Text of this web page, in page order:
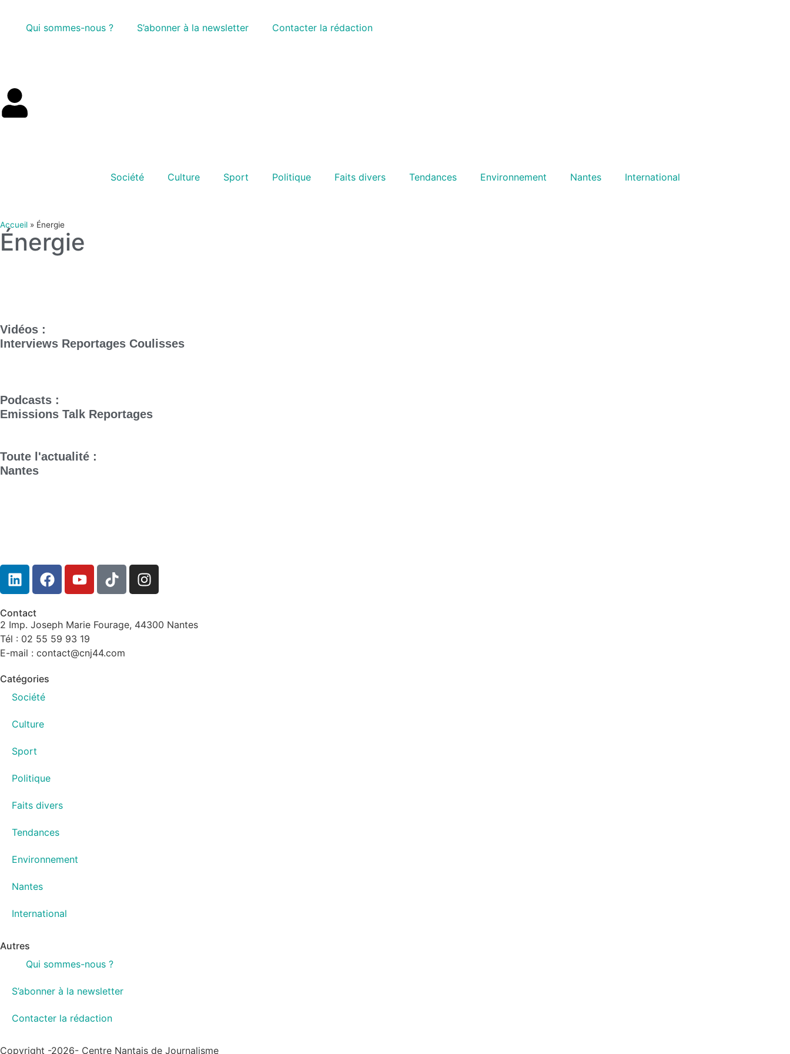
Qui sommes-nous ? S’abonner à la newsletter Contacter la rédaction
Société Culture Sport Politique Faits divers Tendances Environnement Nantes International
Accueil » Énergie
Énergie
Vidéos :
Interviews Reportages Coulisses
Podcasts :
Emissions Talk Reportages
Toute l'actualité :
Nantes
Contact
2 Imp. Joseph Marie Fourage, 44300 Nantes
Tél : 02 55 59 93 19
E-mail : contact@cnj44.com
Catégories
Société
Culture
Sport
Politique
Faits divers
Tendances
Environnement
Nantes
International
Autres
Qui sommes-nous ?
S’abonner à la newsletter
Contacter la rédaction
Copyright -2026- Centre Nantais de Journalisme